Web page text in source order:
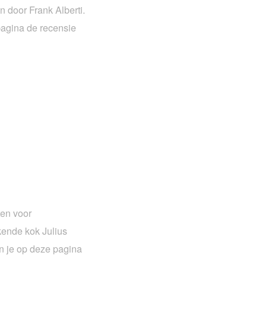
door Frank Alberti.
de recensie
voor
kok Julius
je op deze pagina